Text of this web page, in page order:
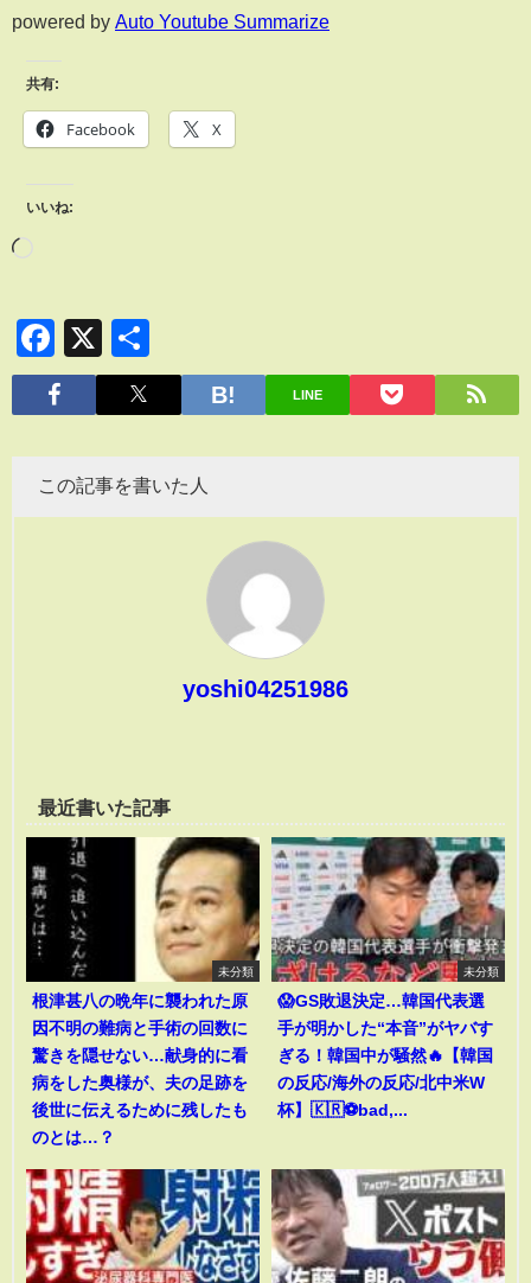
powered by Auto Youtube Summarize
共有:
Facebook X
いいね:
Facebook
X
有
LINE
この記事を書いた人
yoshi04251986
最近書いた記事
未分類
根津甚八の晩年に襲われた原
因不明の難病と手術の回数に
驚きを隠せない…献身的に看
病をした奥様が、夫の足跡を
後世に伝えるために残したも
のとは…？
未分類
😱GS敗退決定…韓国代表選
手が明かした“本音”がヤバす
ぎる！韓国中が騒然🔥【韓国
の反応/海外の反応/北中米W
杯】🇰🇷⚽bad,...